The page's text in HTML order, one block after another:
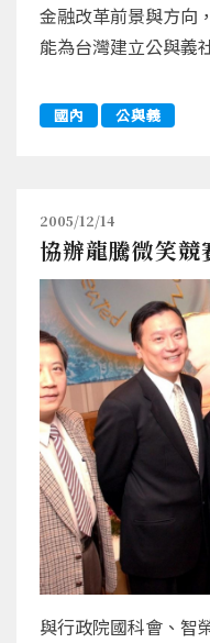
金融改革前景與方向
能為台灣建立公與義
國內 公與義
2005/12/14
協辦龍騰微笑競
與行政院國科會、智